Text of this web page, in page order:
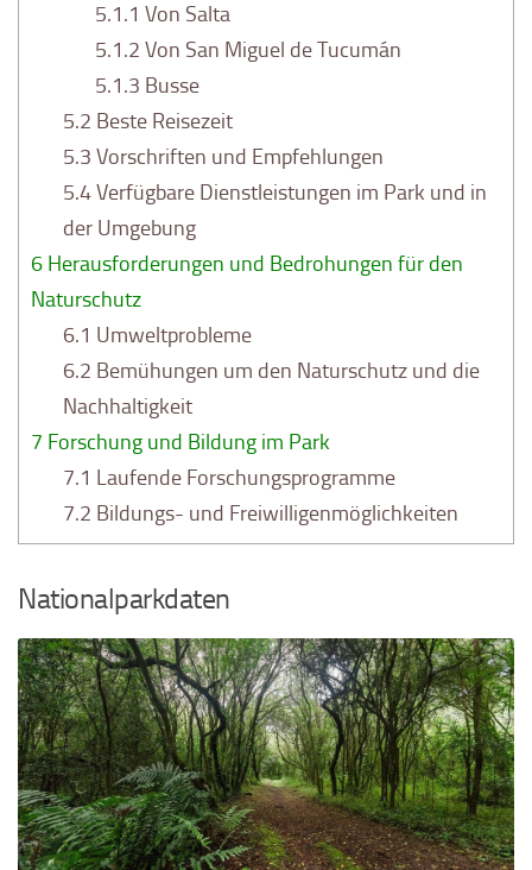
5.1.1 Von Salta
5.1.2 Von San Miguel de Tucumán
5.1.3 Busse
5.2 Beste Reisezeit
5.3 Vorschriften und Empfehlungen
5.4Verfügbare Dienstleistungen im Park und in
der Umgebung
6 Herausforderungen und Bedrohungen für den
Naturschutz
6.1 Umweltprobleme
6.2 Bemühungen um den Naturschutz und die
Nachhaltigkeit
7 Forschung und Bildung im Park
7.1 Laufende Forschungsprogramme
7.2 Bildungs- und Freiwilligenmöglichkeiten
Nationalparkdaten